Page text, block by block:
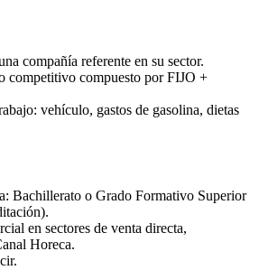
compañía referente en su sector.
competitivo compuesto por FIJO +
vehículo, gastos de gasolina, dietas
Bachillerato o Grado Formativo Superior
en sectores de venta directa,
Horeca.